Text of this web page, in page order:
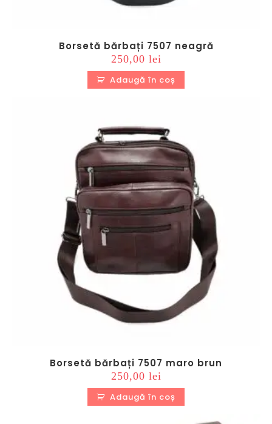
Borsetă bărbați 7507 neagră
250,00 lei
Adaugă în coș
Borsetă bărbați 7507 maro brun
250,00 lei
Adaugă în coș